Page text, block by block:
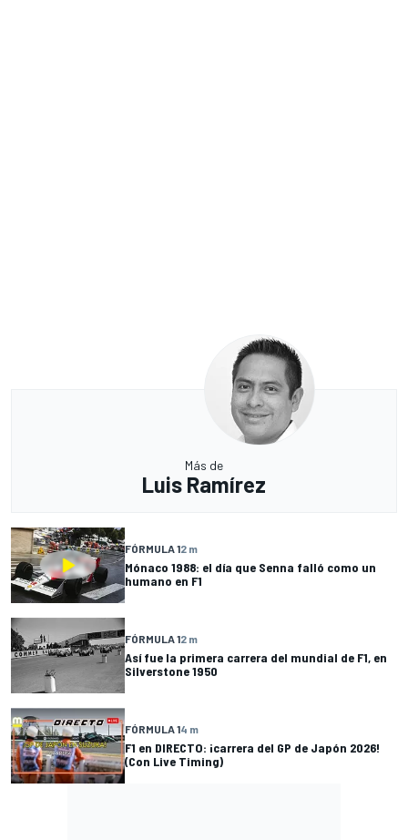
Más de
Luis Ramírez
FÓRMULA 12 m
Mónaco 1988: el día que Senna falló como un
humano en F1
FÓRMULA 12 m
Así fue la primera carrera del mundial de F1, en
Silverstone 1950
FÓRMULA 14 m
F1 en DIRECTO: ¡carrera del GP de Japón 2026!
(Con Live Timing)